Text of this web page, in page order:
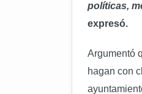
políticas,
expresó.
Argumentó
hagan con